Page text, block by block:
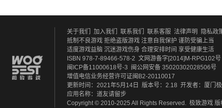
关于我们 加入我们 联系我们 联系客服 法律声明
隐私政
抵制不良游戏 拒绝盗版游戏 注意自我保护 谨防受骗上当
适度游戏益脑 沉迷游戏伤身 合理安排时间 享受健康生活
ISBN 978-7-89466-578-2 文网游备字[2014]M-RPG102号
闽ICP备11000618号-3 闽公网安备 35020302028506号
增值电信业务经营许可证闽B2-20110017
更新时间：2021年5月14日
版本号：2.18 开发者：厦门
应用名称：道友请留步
Copyright © 2010-2025 All Rights Reserved. 极致游戏 版